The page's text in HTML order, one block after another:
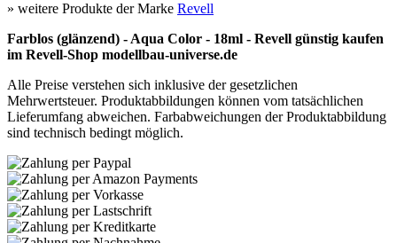
» weitere Produkte der Marke Revell
Farblos (glänzend) - Aqua Color - 18ml - Revell günstig kaufen
im Revell-Shop modellbau-universe.de
Alle Preise verstehen sich inklusive der gesetzlichen
Mehrwertsteuer. Produktabbildungen können vom tatsächlichen
Lieferumfang abweichen. Farbabweichungen der Produktabbildung
sind technisch bedingt möglich.